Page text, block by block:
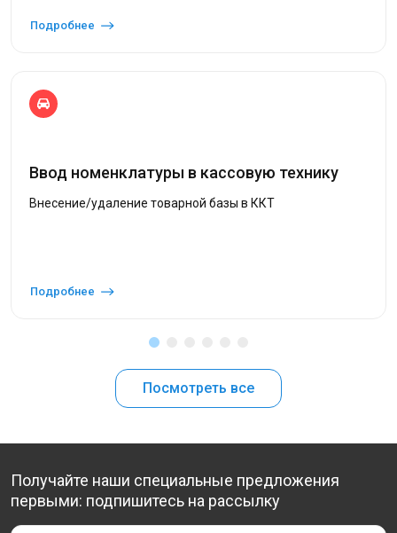
Подробнее
Ввод номенклатуры в кассовую технику
Внесение/удаление товарной базы в ККТ
Подробнее
Посмотреть все
Получайте наши специальные предложения
первыми: подпишитесь на рассылку